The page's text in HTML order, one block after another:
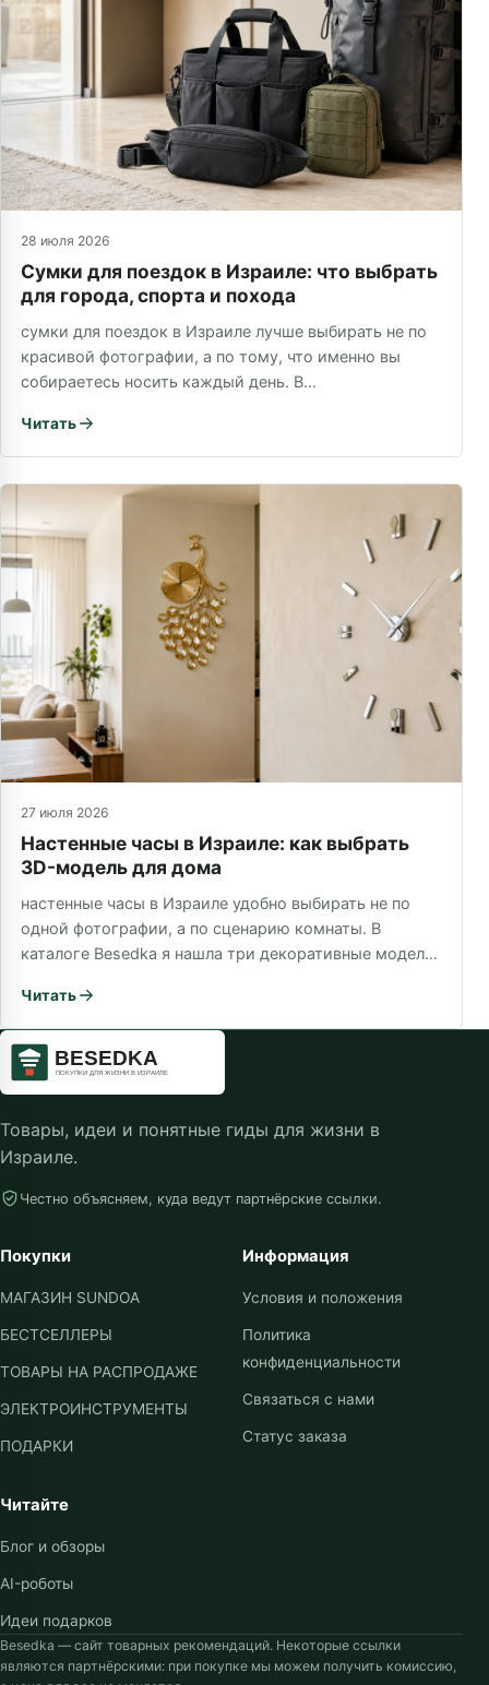
28 июля 2026
Сумки для поездок в Израиле: что выбрать
для города, спорта и похода
сумки для поездок в Израиле лучше выбирать не по
красивой фотографии, а по тому, что именно вы
собираетесь носить каждый день. В…
Читать
27 июля 2026
Настенные часы в Израиле: как выбрать
3D-модель для дома
настенные часы в Израиле удобно выбирать не по
одной фотографии, а по сценарию комнаты. В
каталоге Besedka я нашла три декоративные модели:
Читать
Товары, идеи и понятные гиды для жизни в
Израиле.
Честно объясняем, куда ведут партнёрские ссылки.
Покупки
МАГАЗИН SUNDOA
БЕСТСЕЛЛЕРЫ
ТОВАРЫ НА РАСПРОДАЖЕ
ЭЛЕКТРОИНСТРУМЕНТЫ
ПОДАРКИ
Информация
Условия и положения
Политика
конфиденциальности
Связаться с нами
Статус заказа
Читайте
Блог и обзоры
AI-роботы
Идеи подарков
Besedka — сайт товарных рекомендаций. Некоторые ссылки
являются партнёрскими: при покупке мы можем получить комиссию,